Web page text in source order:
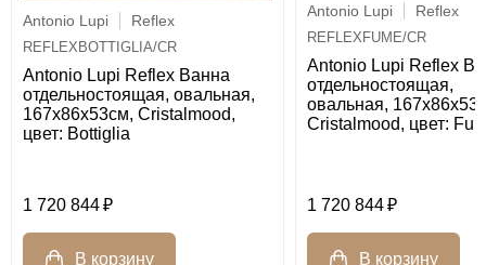
Antonio Lupi Reflex
REFLEXBOTTIGLIA/CR
Antonio Lupi Reflex Ванна
отдельностоящая, овальная,
167х86х53см, Cristalmood,
цвет: Bottiglia
1 720 844
Antonio Lupi Reflex
REFLEXFUME/CR
Antonio Lupi Reflex
отдельностоящая,
овальная,
Cristalmood, цвет:
1 720 844